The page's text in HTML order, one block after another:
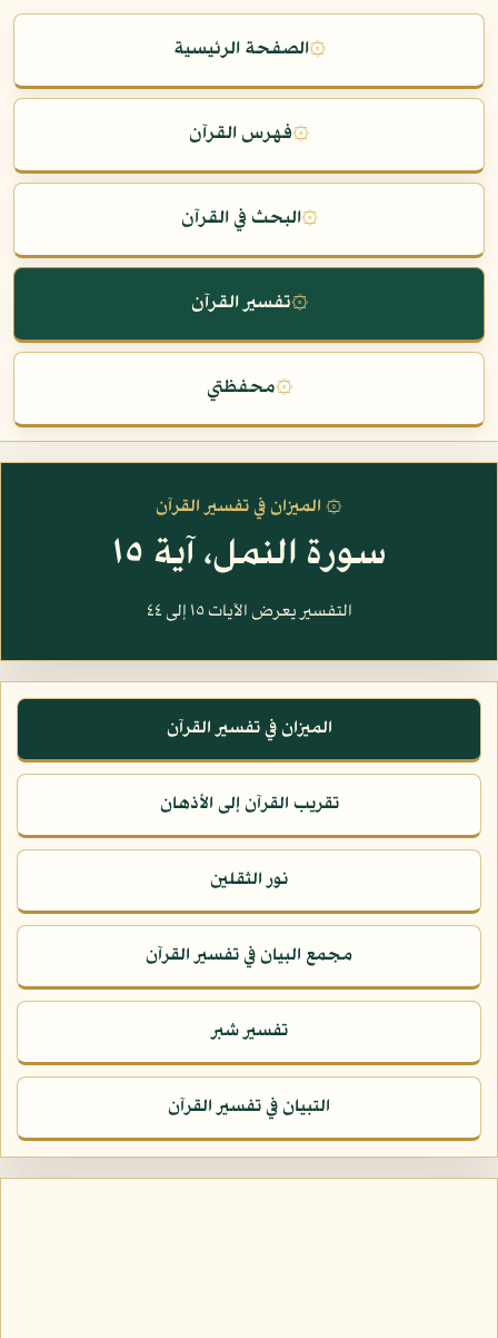
۞الصفحة الرئيسية
۞فهرس القرآن
۞البحث في القرآن
۞تفسير القرآن
۞محفظتي
۞ الميزان في تفسير القرآن
سورة النمل، آية ١٥
التفسير يعرض الآيات ١٥ إلى ٤٤
الميزان في تفسير القرآن
تقريب القرآن إلى الأذهان
نور الثقلين
مجمع البيان في تفسير القرآن
تفسير شبر
التبيان في تفسير القرآن